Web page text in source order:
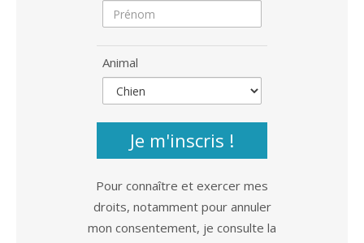
Animal
Je m'inscris !
Pour connaître et exercer mes
droits, notamment pour annuler
mon consentement, je consulte la